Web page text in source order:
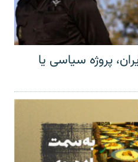
پروژه سیاسی یا